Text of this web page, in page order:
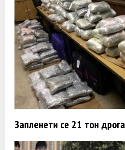
Запленети се 21 тон